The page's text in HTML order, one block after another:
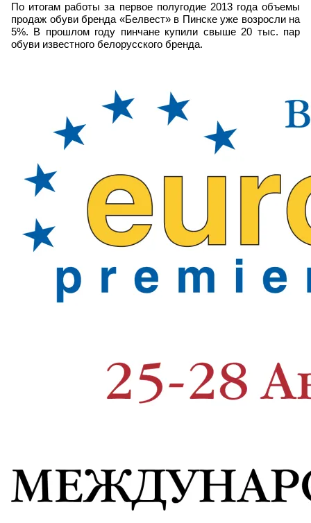
По итогам работы за первое полугодие 2013 года объемы
продаж обуви бренда «Белвест» в Пинске уже возросли на
5%. В прошлом году пинчане купили свыше 20 тыс. пар
обуви известного белорусского бренда.